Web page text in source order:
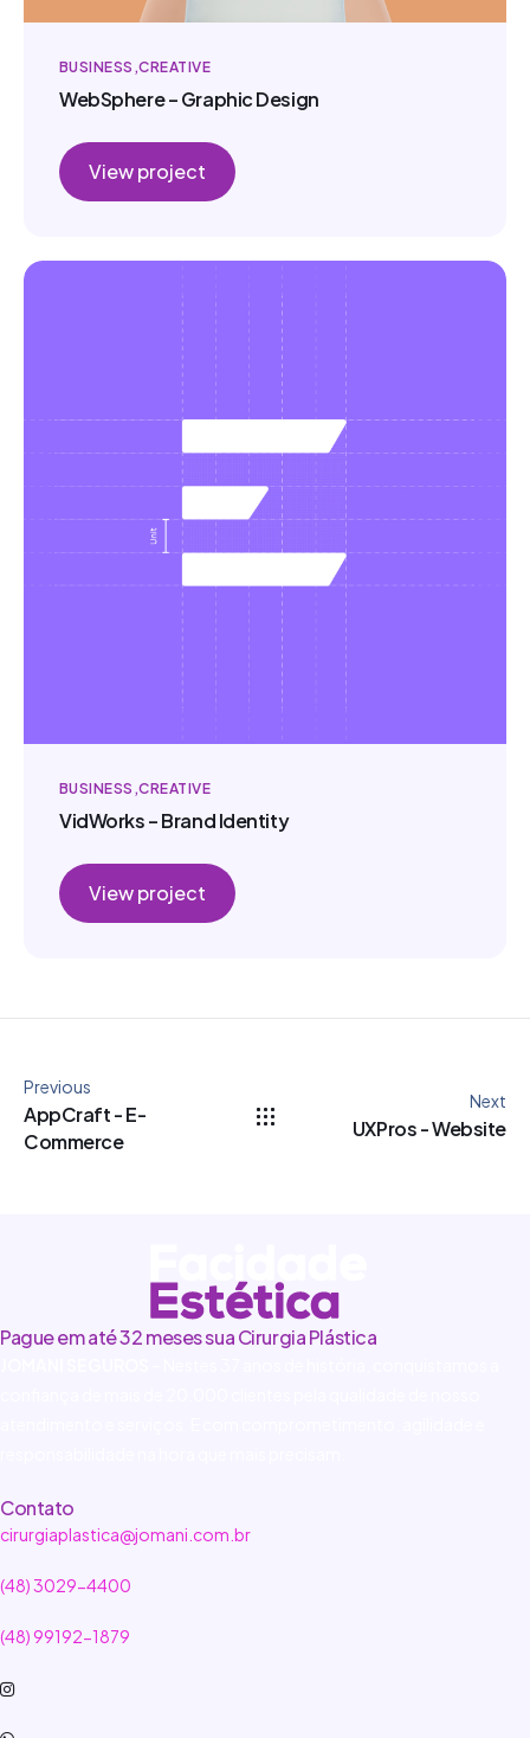
BUSINESS CREATIVE
WebSphere – Graphic Design
View project
BUSINESS CREATIVE
VidWorks – Brand Identity
View project
Previous
AppCraft - E-
Commerce
Next
UXPros - Website
Pague em até 32 meses sua Cirurgia Plástica
Contato
cirurgiaplastica@jomani.com.br
(48) 3029-4400
(48) 99192-1879